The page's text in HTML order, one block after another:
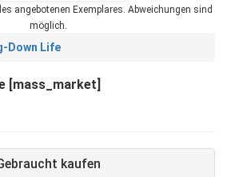
angebotenen Exemplares. Abweichungen sind
möglich.
Down Life
[mass_market]
kaufen